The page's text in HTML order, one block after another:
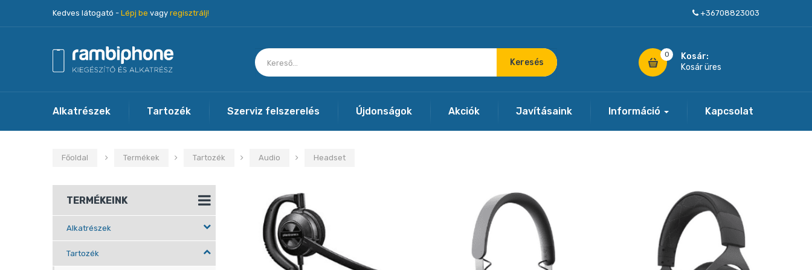
Kedves látogató - Lépj be vagy regisztrálj! +36708823003
Keresés
0
Kosár:
Kosár üres
Alkatrészek Tartozék Szerviz felszerelés Újdonságok Akciók Javításaink Információ Kapcsolat
Főoldal Termékek Tartozék Audio Headset
TERMÉKEINK
Alkatrészek
Tartozék